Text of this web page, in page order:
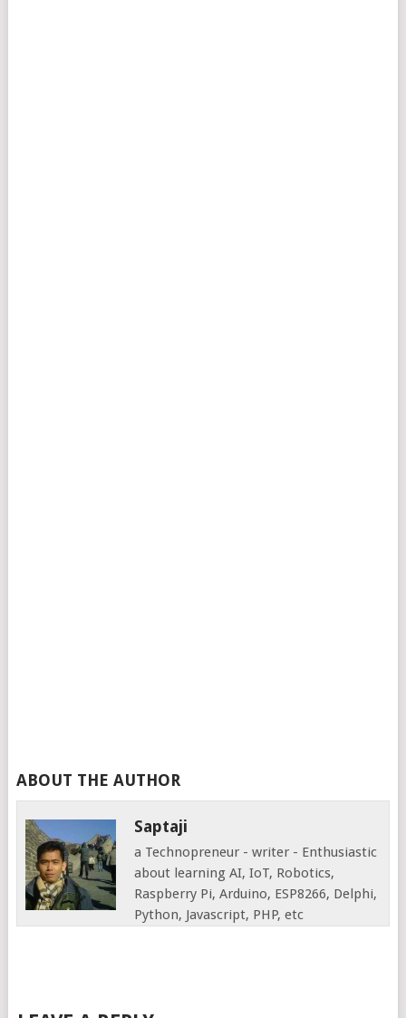
ABOUT THE AUTHOR
Saptaji
a Technopreneur - writer - Enthusiastic
about learning AI, IoT, Robotics,
Raspberry Pi, Arduino, ESP8266, Delphi,
Python, Javascript, PHP, etc